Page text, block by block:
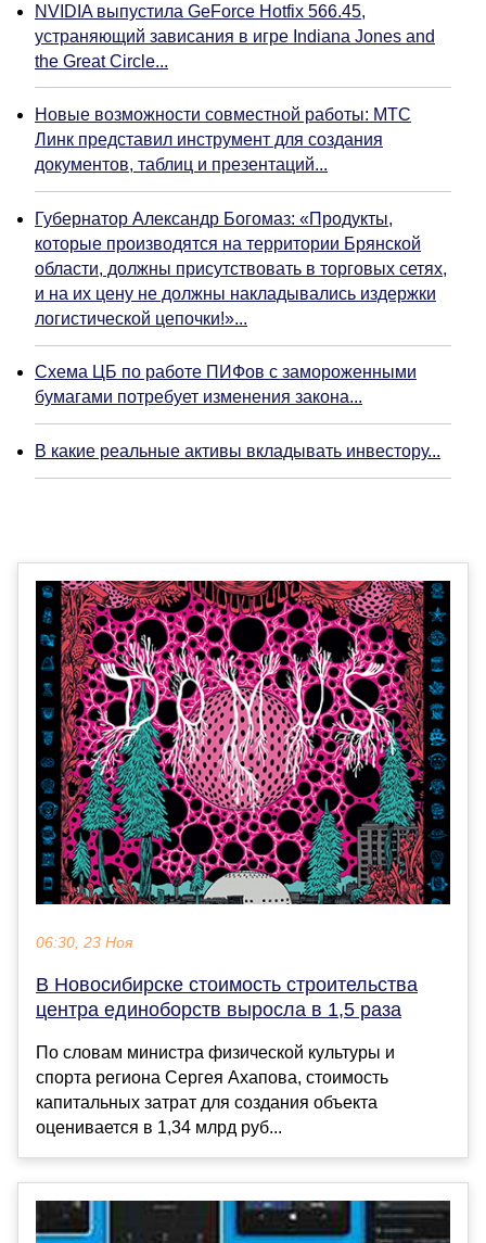
NVIDIA выпустила GeForce Hotfix 566.45,
устраняющий зависания в игре Indiana Jones and
the Great Circle...
Новые возможности совместной работы: МТС
Линк представил инструмент для создания
документов, таблиц и презентаций...
Губернатор Александр Богомаз: «Продукты,
которые производятся на территории Брянской
области, должны присутствовать в торговых сетях,
и на их цену не должны накладывались издержки
логистической цепочки!»...
Схема ЦБ по работе ПИФов с замороженными
бумагами потребует изменения закона...
В какие реальные активы вкладывать инвестору...
06:30, 23 Ноя
В Новосибирске стоимость строительства
центра единоборств выросла в 1,5 раза
По словам министра физической культуры и
спорта региона Сергея Ахапова, стоимость
капитальных затрат для создания объекта
оценивается в 1,34 млрд руб...